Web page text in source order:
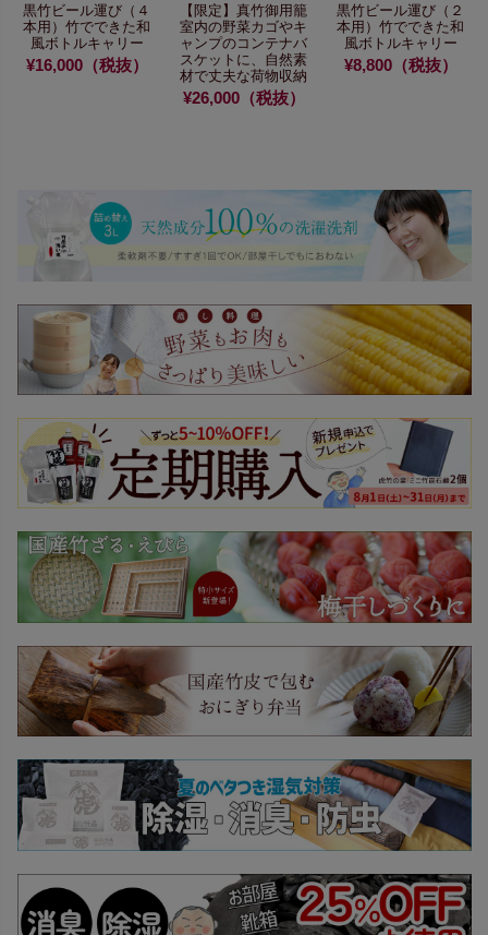
黒竹ビール運び（４
本用）竹でできた和
風ボトルキャリー
¥16,000（税抜）
【限定】真竹御用籠
室内の野菜カゴやキ
ャンプのコンテナバ
スケットに、 自然素
材で丈夫な荷物収納
¥26,000（税抜）
黒竹ビール運び（２
本用）竹でできた和
風ボトルキャリー
¥8,800（税抜）